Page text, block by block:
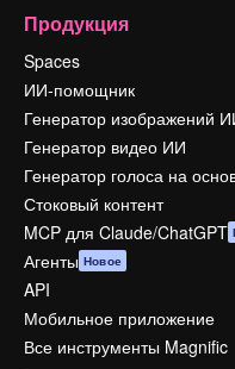
Продукция
Spaces
ИИ-помощник
Генератор изображений
Генератор видео ИИ
Генератор голоса на
Стоковый контент
MCP для Claude/ChatGPT
Агенты Новое
API
Мобильное приложение
Все инструменты Magnific